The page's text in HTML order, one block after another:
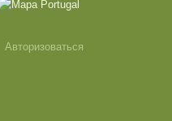
Авторизоваться